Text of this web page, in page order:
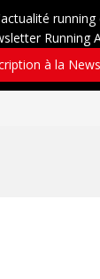
Running
à la